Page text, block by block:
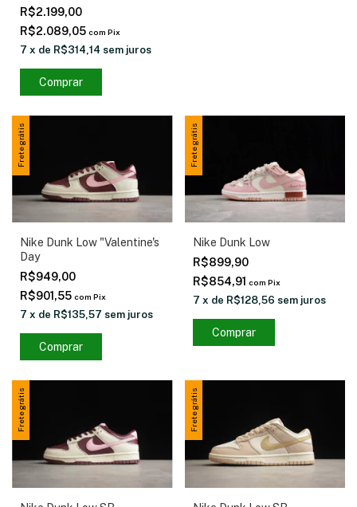
R$2.199,00
R$2.089,05 com Pix
7 x de R$314,14 sem juros
Comprar
Frete grátis
Nike Dunk Low "Valentine's
Day
R$949,00
R$901,55 com Pix
7 x de R$135,57 sem juros
Comprar
Frete grátis
Nike Dunk Low
R$899,90
R$854,91 com Pix
7 x de R$128,56 sem juros
Comprar
Frete grátis Frete grátis